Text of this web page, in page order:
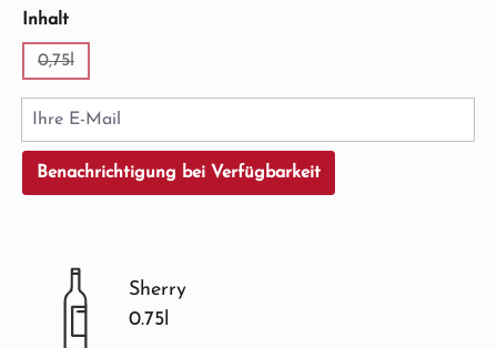
Inhaltauswählen
0,75l
Ihre E-Mail
Benachrichtigung bei Verfügbarkeit
Sherry
0.75l